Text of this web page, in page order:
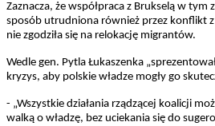
Zaznacza, że współpraca z Brukselą w tym
sposób utrudniona również przez konflikt
nie zgodziła się na relokację migrantów.
Wedle gen. Pytla Łukaszenka
kryzys, aby polskie władze mogły go
- „Wszystkie działania rządzącej koalicji
walką o władzę, bez uciekania się do